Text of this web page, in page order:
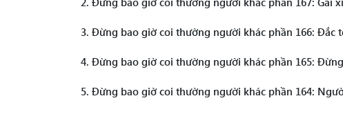
3. Đừng bao giờ coi thường người khác phần 166: Đắc
4. Đừng bao giờ coi thường người khác phần 165:
5. Đừng bao giờ coi thường người khác phần 164: